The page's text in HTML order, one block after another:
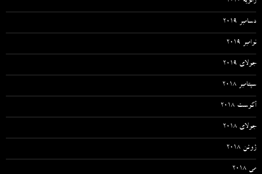
دسامبر 2019
نوامبر 2019
جولای 2019
سپتامبر 2018
آگوست 2018
جولای 2018
ژوئن 2018
می 2018